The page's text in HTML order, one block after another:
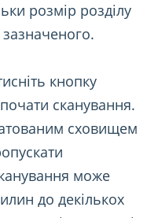
розмір розділу
зазначеного.
кнопку
сканування.
сховищем
може
до декількох